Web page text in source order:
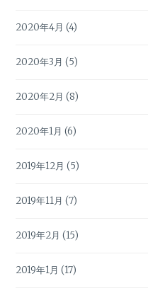
2020年4月 (4)
2020年3月 (5)
2020年2月 (8)
2020年1月 (6)
2019年12月 (5)
2019年11月 (7)
2019年2月 (15)
2019年1月 (17)